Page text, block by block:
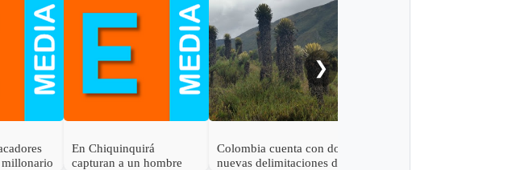
millonario
En Chiquinquirá
capturan a un hombre
Colombia cuenta con dos
nuevas delimitaciones de
❯